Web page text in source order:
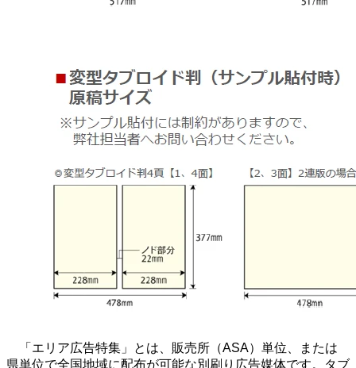
「エリア広告特集」とは、販売所（ASA）単位、または
県単位で全国地域に配布が可能な別刷り広告媒体です。タブ